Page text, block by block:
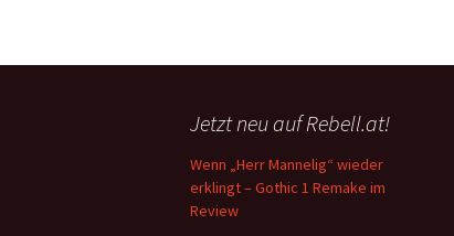
Jetzt neu auf Rebell.at!
Wenn „Herr Mannelig“ wieder
erklingt – Gothic 1 Remake im
Review